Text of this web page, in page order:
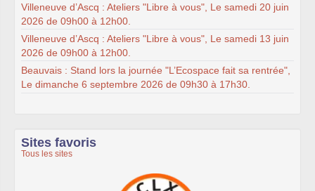
Villeneuve d’Ascq : Ateliers "Libre à vous", Le samedi 20 juin
2026 de 09h00 à 12h00.
Villeneuve d’Ascq : Ateliers "Libre à vous", Le samedi 13 juin
2026 de 09h00 à 12h00.
Beauvais : Stand lors la journée "L’Ecospace fait sa rentrée",
Le dimanche 6 septembre 2026 de 09h30 à 17h30.
Sites favoris
Tous les sites